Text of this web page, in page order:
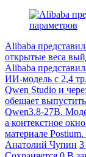
Alibaba
открытые веса
Alibaba
ИИ-модель с 2,4
Qwen Studio и
обещает
Qwen3.8‑27B.
а контекстное
материале
Анатолий Чупин 3